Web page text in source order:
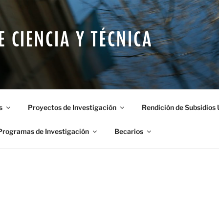
CIENCIA Y TÉCNICA
Proyectos de Investigación Rendición de Subsidios
de Investigación Becarios